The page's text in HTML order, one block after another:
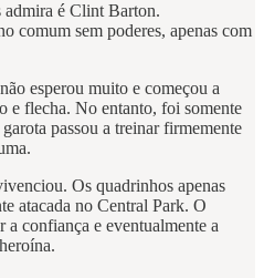
admira é Clint Barton.
comum sem poderes, apenas com
esperou muito e começou a
e flecha. No entanto, foi somente
passou a treinar firmemente
Os quadrinhos apenas
atacada no Central Park. O
a confiança e eventualmente a